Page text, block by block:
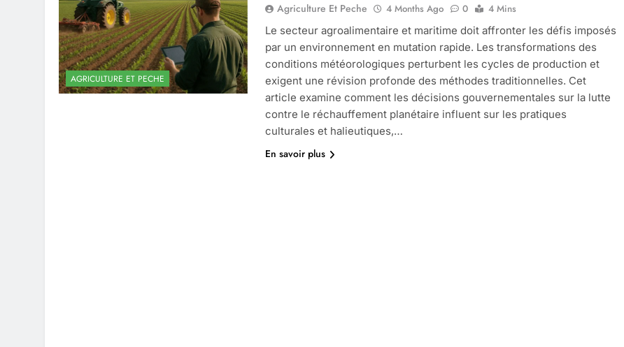
AGRICULTURE ET PECHE
Agriculture Et Peche 4 Months Ago 0
4 Mins
Le secteur agroalimentaire et maritime doit affronter les défis imposés
par un environnement en mutation rapide. Les transformations des
conditions météorologiques perturbent les cycles de production et
exigent une révision profonde des méthodes traditionnelles. Cet
article examine comment les décisions gouvernementales sur la lutte
contre le réchauffement planétaire influent sur les pratiques
culturales et halieutiques,…
En savoir plus